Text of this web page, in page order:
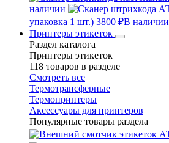
наличии
упаковка 1 шт.) 3800 ₽В наличии
Принтеры этикеток
Раздел каталога
Принтеры этикеток
118 товаров в разделе
Смотреть все
Термотрансферные
Термопринтеры
Аксессуары для принтеров
Популярные товары раздела